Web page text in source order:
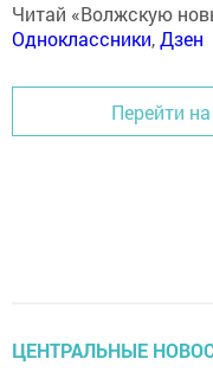
Читай «Волжскую
Одноклассники,Дзен
Перейти
ЦЕНТРАЛЬНЫЕ